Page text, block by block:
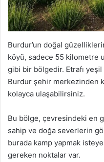
Burdur’un doğal
köyü, sadece 55 kilometre
gibi bir bölgedir. Etrafı
Burdur şehir merkezinden
kolayca ulaşabilirsiniz.
Bu bölge, çevresindeki en
sahip ve doğa severlerin
burada kamp yapmak
gereken noktalar var.